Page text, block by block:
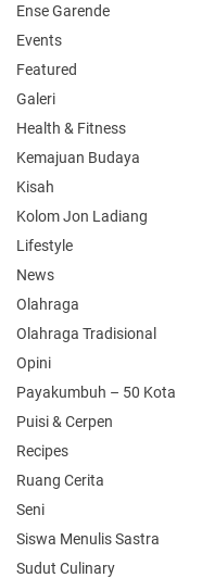
Ense Garende
Events
Featured
Galeri
Health & Fitness
Kemajuan Budaya
Kisah
Kolom Jon Ladiang
Lifestyle
News
Olahraga
Olahraga Tradisional
Opini
Payakumbuh – 50 Kota
Puisi & Cerpen
Recipes
Ruang Cerita
Seni
Siswa Menulis Sastra
Sudut Culinary